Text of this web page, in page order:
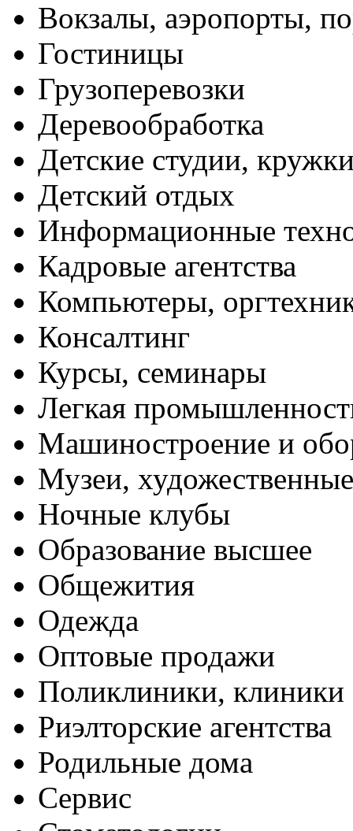
Вокзалы, аэропорты,
Гостиницы
Грузоперевозки
Деревообработка
Детские студии,
Детский отдых
Информационные
Кадровые агентства
Компьютеры,
Консалтинг
Курсы, семинары
Легкая
Машиностроение и
Музеи,
Ночные клубы
Образование высшее
Общежития
Одежда
Оптовые продажи
Поликлиники, клиники
Риэлторские агентства
Родильные дома
Сервис